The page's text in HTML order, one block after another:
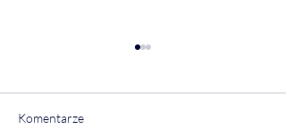
Komentarze